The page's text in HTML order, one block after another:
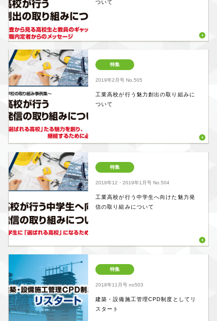
ついて
特集
2019年2月号No.505
工業高校が行う魅力創出の取り組みに
ついて
特集
2018年12・2019年1月号No.504
工業高校が行う中学生へ向けた魅力発
信の取り組みについて
特集
2018年11月号no503
建築・設備施工管理CPD制度としてリ
スタート